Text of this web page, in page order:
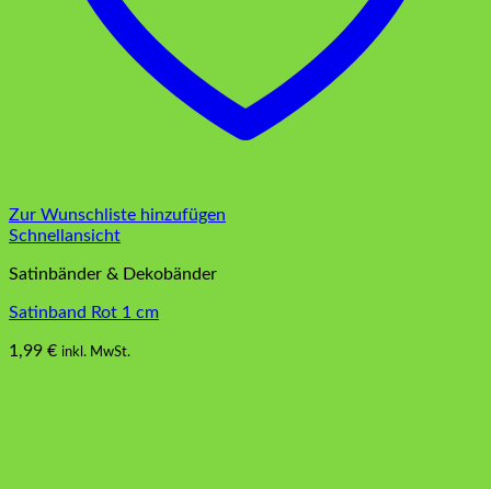
Zur Wunschliste hinzufügen
Schnellansicht
Satinbänder & Dekobänder
Satinband Rot 1 cm
1,99 € inkl. MwSt.